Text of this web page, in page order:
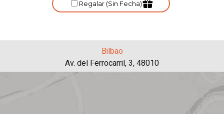
Bilbao
Av. del Ferrocarril, 3, 48010